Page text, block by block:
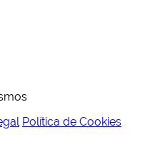
Política de Cookies